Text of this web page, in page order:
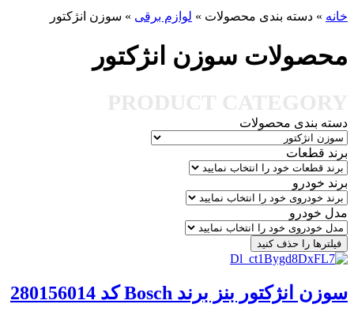
خانه » دسته بندی محصولات » لوازم برقی » سوزن انژکتور
محصولات سوزن انژکتور
دسته بندی محصولات
برند قطعات
برند خودرو
مدل خودرو
فیلترها را حذف کنید
سوزن انژکتور بنز برند Bosch کد 280156014